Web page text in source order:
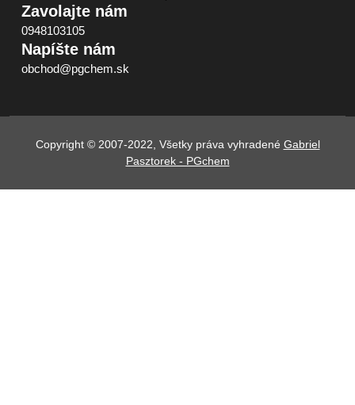
Zavolajte nám
0948103105
Napíšte nám
obchod@pgchem.sk
Copyright © 2007-2022, Všetky práva vyhradené Gabriel
Pasztorek - PGchem